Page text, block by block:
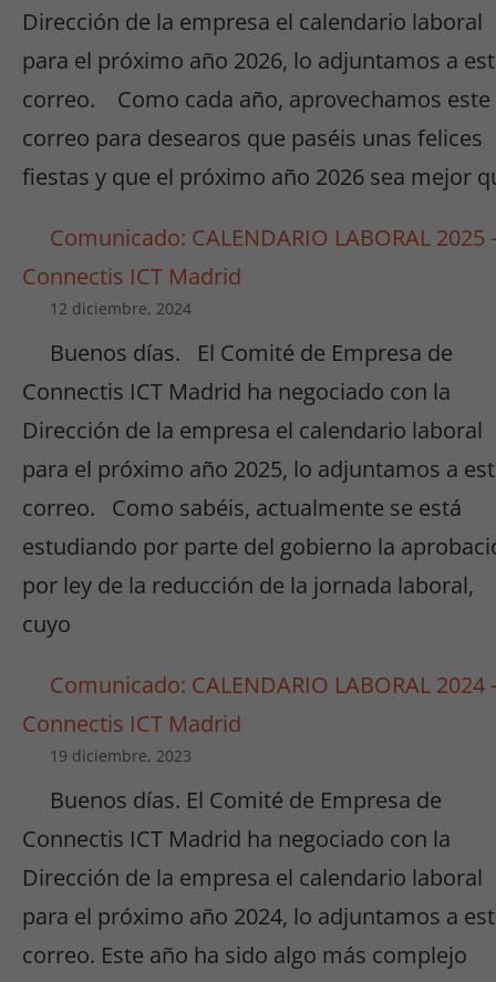
Dirección de la empresa el calendario laboral
para el próximo año 2026, lo adjuntamos a
correo. Como cada año, aprovechamos este
correo para desearos que paséis unas felices
fiestas y que el próximo año 2026 sea mejor
Comunicado: CALENDARIO LABORAL 2025
Connectis ICT Madrid
12 diciembre, 2024
Buenos días. El Comité de Empresa de
Connectis ICT Madrid ha negociado con la
Dirección de la empresa el calendario laboral
para el próximo año 2025, lo adjuntamos a
correo. Como sabéis, actualmente se está
estudiando por parte del gobierno la
por ley de la reducción de la jornada laboral,
cuyo
Comunicado: CALENDARIO LABORAL 2024
Connectis ICT Madrid
19 diciembre, 2023
Buenos días. El Comité de Empresa de
Connectis ICT Madrid ha negociado con la
Dirección de la empresa el calendario laboral
para el próximo año 2024, lo adjuntamos a
correo. Este año ha sido algo más complejo